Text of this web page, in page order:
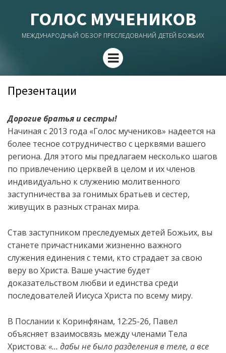
ГОЛОС МУЧЕНИКОВ
МЕЖДУНАРОДНЫЙ ОБЗОР ПРЕСЛЕДОВАНИЙ ДЕТЕЙ БОЖЬИХ
Menu
Презентации
Дорогие братья и сестры!
Начиная с 2013 года «Голос мучеников» надеется на
более тесное сотрудничество с церквями вашего
региона. Для этого мы предлагаем несколько шагов
по привлечению церквей в целом и их членов
индивидуально к служению молитвенного
заступничества за гонимых братьев и сестер,
живущих в разных странах мира.
Став заступником преследуемых детей Божьих, вы
станете причастниками жизненно важного
служения единения с теми, кто страдает за свою
веру во Христа. Ваше участие будет
доказательством любви и единства среди
последователей Иисуса Христа по всему миру.
В Послании к Коринфянам, 12:25-26, Павел
объясняет взаимосвязь между членами Тела
Христова: «… дабы не было разделения в теле, а все